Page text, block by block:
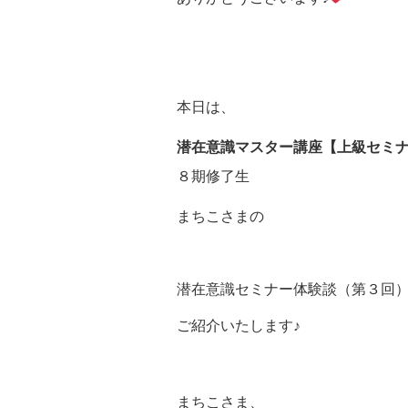
本日は、
潜在意識マスター講座【上級セミナ
８期修了生
まちこさまの
潜在意識セミナー体験談（第３回
ご紹介いたします♪
まちこさま、